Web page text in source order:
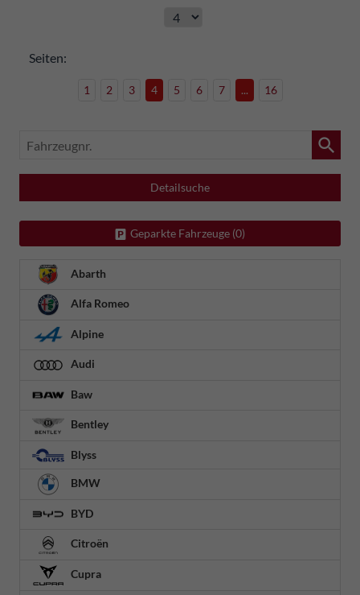
Seiten:
1 2 3 4 5 6 7 ... 16
Fahrzeugnr.
Detailsuche
Geparkte Fahrzeuge (0)
Abarth
Alfa Romeo
Alpine
Audi
Baw
Bentley
Blyss
BMW
BYD
Citroën
Cupra